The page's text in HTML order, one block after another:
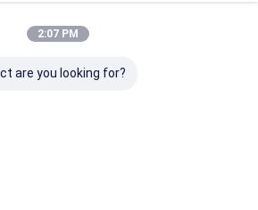
2:07 PM
are you looking for?